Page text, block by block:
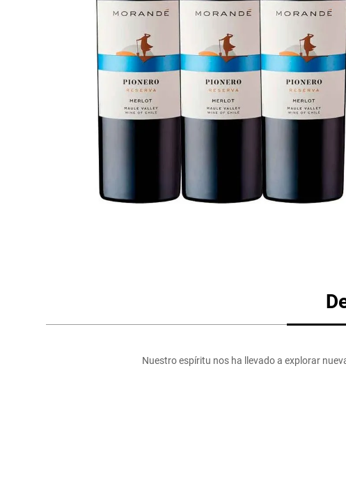
lácteos y refrigerados
vinos y licores
cuidado del bebé
limpieza
hogar
Nuestro espíritu nos ha llevado a explorar
Aceite